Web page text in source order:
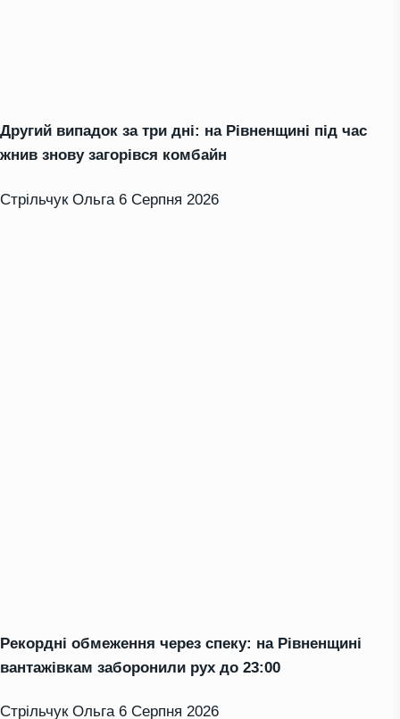
Другий випадок за три дні: на Рівненщині під час
жнив знову загорівся комбайн
Стрільчук Ольга 6 Серпня 2026
Рекордні обмеження через спеку: на Рівненщині
вантажівкам заборонили рух до 23:00
Стрільчук Ольга 6 Серпня 2026